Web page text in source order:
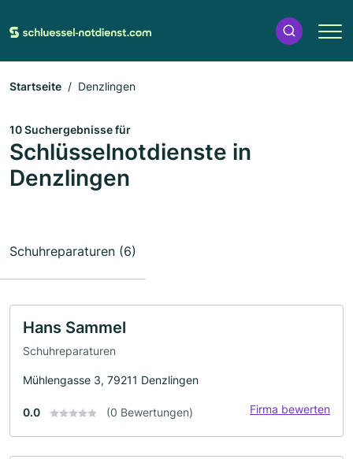
Startseite Denzlingen
10 Suchergebnisse für
Schlüsselnotdienste in
Denzlingen
Schuhreparaturen (6)
Hans Sammel
Schuhreparaturen
Mühlengasse 3, 79211 Denzlingen
0.0 (0 Bewertungen) Firma bewerten